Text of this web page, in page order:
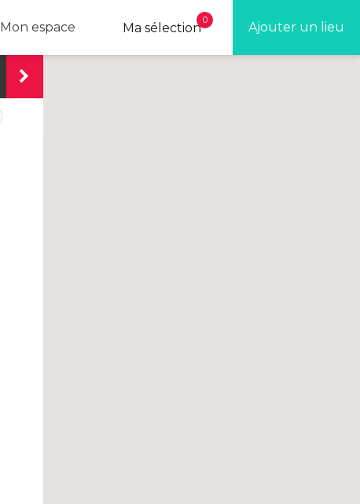
Ajouter un lieu
Ma sélection
0
Mon espace